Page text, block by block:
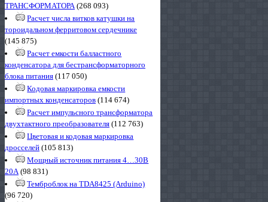
ТРАНСФОРМАТОРА(268 093)
Расчет числа витков катушки на
тороидальном ферритовом сердечнике
(145 875)
Расчет емкости балластного
конденсатора для бестрансформаторного
блока питания (117 050)
Кодовая маркировка емкости
импортных конденсаторов (114 674)
Расчет импульсного трансформатора
двухтактного преобразователя (112 763)
Цветовая и кодовая маркировка
дросселей (105 813)
Мощный источник питания 4…30В
20А(98 831)
Темброблок на TDA8425 (Arduino)
(96 720)